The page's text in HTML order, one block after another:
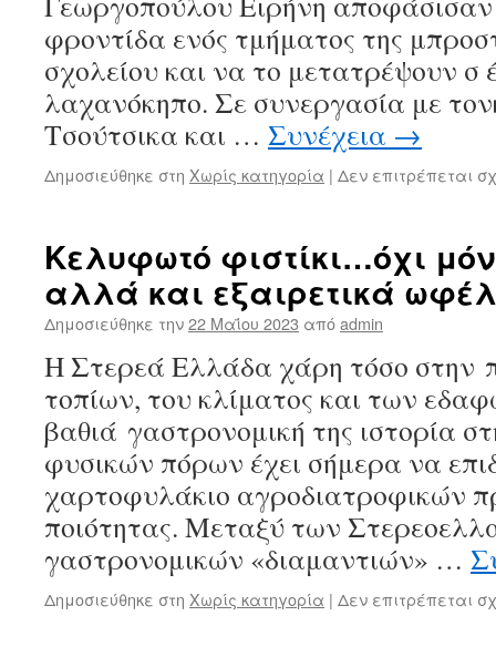
φροντίδα ενός τμήματος της
σχολείου και να το μετατρέψουν σ
λαχανόκηπο. Σε συνεργασία με
Τσούτσικα και … Συνέχεια →
Δημοσιεύθηκε στη Χωρίς κατηγορία | Δεν επιτρέπεται
Κελυφωτό φιστίκι…όχι
αλλά και εξαιρετικά
Δημοσιεύθηκε την22 Μαΐου 2023 απόadmin
Η Στερεά Ελλάδα χάρη τόσο στην
τοπίων, του κλίματος και των
βαθιά γαστρονομική της ιστορία
φυσικών πόρων έχει σήμερα να
χαρτοφυλάκιο αγροδιατροφικών
ποιότητας. Μεταξύ των
γαστρονομικών «διαμαντιών» …
Δημοσιεύθηκε στη Χωρίς κατηγορία | Δεν επιτρέπεται